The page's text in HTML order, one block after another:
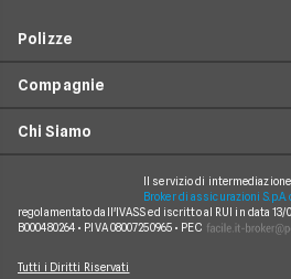
Polizze
Furto incendio
Assistenza stradale
Tutela legale
Bonus protetto
Compagnie
Prima Assicurazioni
Genertel
Chi Siamo
In evidenza
Chi siamo
Il servizio di
Broker di assicurazioni
regolamentato dall'IVASS ed iscritto al RUI in data
B000480264 • P.IVA 08007250965 • PEC
Tutti i Diritti Riservati